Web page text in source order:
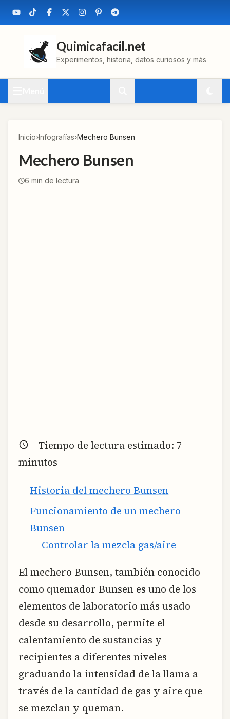
Quimicafacil.net
Experimentos, historia, datos curiosos y más
Inicio›Infografías›Mechero Bunsen
Mechero Bunsen
6 min de lectura
Tiempo de lectura estimado: 7
minutos
Historia del mechero Bunsen
Funcionamiento de un mechero
Bunsen
Controlar la mezcla gas/aire
El mechero Bunsen, también conocido
como quemador Bunsen es uno de los
elementos de laboratorio más usado
desde su desarrollo, permite el
calentamiento de sustancias y
recipientes a diferentes niveles
graduando la intensidad de la llama a
través de la cantidad de gas y aire que
se mezclan y queman.